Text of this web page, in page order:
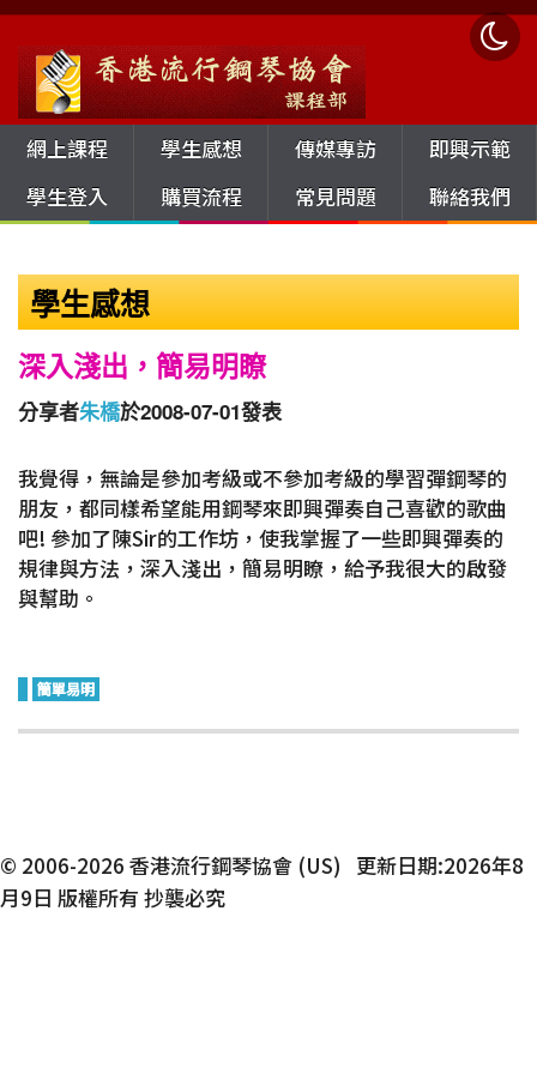
網上課程 學生感想 傳媒專訪
即興示範
學生登入
購買流程 常見問題 聯絡我們
學生感想
深入淺出，簡易明瞭
分享者朱橋於2008-07-01發表
我覺得，無論是參加考級或不參加考級的學習彈鋼琴的
朋友，都同樣希望能用鋼琴來即興彈奏自己喜歡的歌曲
吧! 參加了陳Sir的工作坊，使我掌握了一些即興彈奏的
規律與方法，深入淺出，簡易明瞭，給予我很大的啟發
與幫助。
簡單易明
© 2006-2026 香港流行鋼琴協會 (US) 更新日期:2026年8
月9日 版權所有 抄襲必究